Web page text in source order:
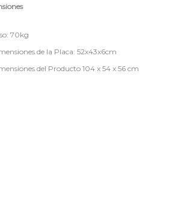
70kg
de la Placa: 52x43x6cm
del Producto 104 x 54 x 56 cm